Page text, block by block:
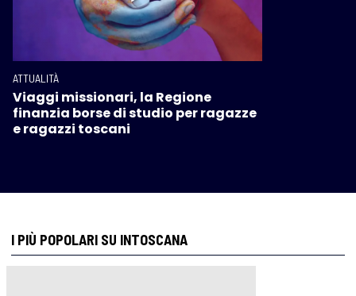
ATTUALITÀ
Viaggi missionari, la Regione
finanzia borse di studio per ragazze
e ragazzi toscani
I PIÙ POPOLARI SU INTOSCANA